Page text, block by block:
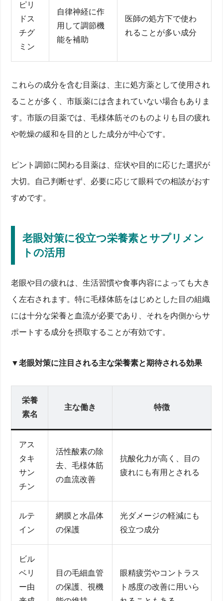
ピリ
ドス
チグ
ミン
自律神経に作
用して調節機
能を補助
医師の処方下で使わ
れることが多い成分
これらの成分を含む目薬は、主に処方薬として使用され
ることが多く、市販薬には含まれていない場合もありま
す。市販の目薬では、毛様体筋そのものよりも目の疲れ
や乾燥の緩和を目的とした成分が中心です。
ピント調節に関わる目薬は、症状や目的に応じた選択が
大切。自己判断せず、必要に応じて眼科での相談がおす
すめです。
老眼対策に役立つ栄養素とサプリメン
トの活用
老眼や目の疲れは、生活習慣や食事内容によっても大き
く左右されます。特に毛様体筋をはじめとした目の組織
には十分な栄養と血流が必要であり、それを内側からサ
ポートする成分を摂取することが有効です。
▼老眼対策に注目される主な栄養素と期待される効果
栄養
素名
主な働き 特徴
アス
タキ
サン
チン
活性酸素の除
去、毛様体筋
の血流改善
抗酸化力が高く、目の
疲れにも有用とされる
ルテ
イン
網膜と水晶体
の保護
光ダメージの軽減にも
役立つ成分
ビル
ベリ
ー由
目の毛細血管
の保護、視機
眼精疲労やコントラス
ト感度の改善に用いら